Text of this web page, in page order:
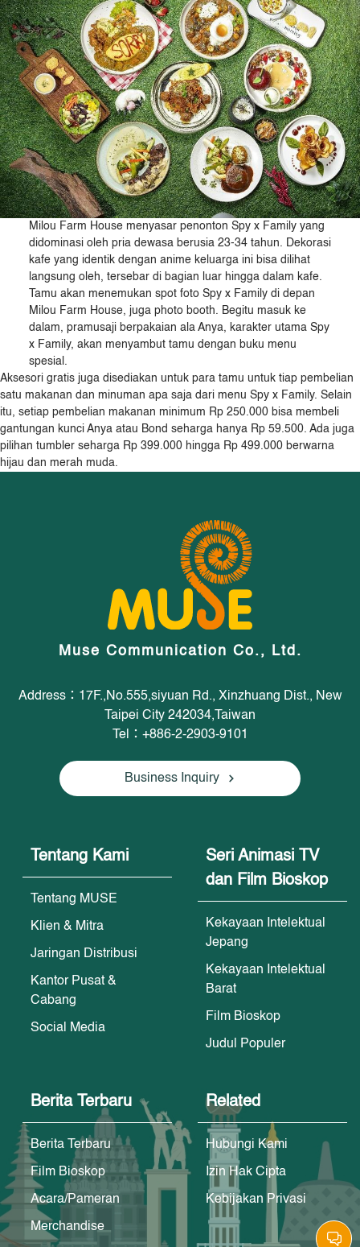
Milou Farm House menyasar penonton Spy x Family yang
didominasi oleh pria dewasa berusia 23-34 tahun. Dekorasi
kafe yang identik dengan anime keluarga ini bisa dilihat
langsung oleh, tersebar di bagian luar hingga dalam kafe.
Tamu akan menemukan spot foto Spy x Family di depan
Milou Farm House, juga photo booth. Begitu masuk ke
dalam, pramusaji berpakaian ala Anya, karakter utama Spy
x Family, akan menyambut tamu dengan buku menu
spesial.
Aksesori gratis juga disediakan untuk para tamu untuk tiap pembelian
satu makanan dan minuman apa saja dari menu Spy x Family. Selain
itu, setiap pembelian makanan minimum Rp 250.000 bisa membeli
gantungan kunci Anya atau Bond seharga hanya Rp 59.500. Ada juga
pilihan tumbler seharga Rp 399.000 hingga Rp 499.000 berwarna
hijau dan merah muda.
Muse Communication Co., Ltd.
Address：17F.,No.555,siyuan Rd., Xinzhuang Dist., New
Taipei City 242034,Taiwan
Tel：+886-2-2903-9101
Business Inquiry
Tentang Kami
Tentang MUSE
Klien & Mitra
Jaringan Distribusi
Kantor Pusat &
Cabang
Social Media
Seri Animasi TV
dan Film Bioskop
Kekayaan Intelektual
Jepang
Kekayaan Intelektual
Barat
Film Bioskop
Judul Populer
Berita Terbaru
Berita Terbaru
Film Bioskop
Acara/Pameran
Merchandise
Related
Hubungi Kami
Izin Hak Cipta
Kebijakan Privasi